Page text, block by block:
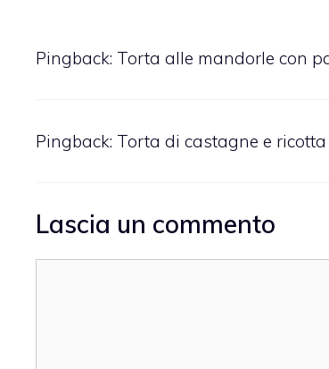
Pingback: Torta alle mandorle con
Pingback: Torta di castagne e
Lascia un commento